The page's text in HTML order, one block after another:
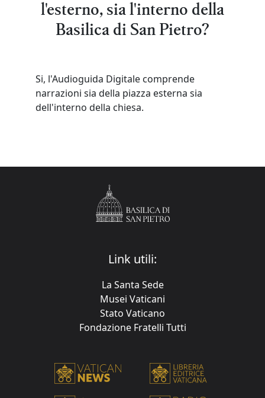
l'esterno, sia l'interno della
Basilica di San Pietro?
Si, l'Audioguida Digitale comprende
narrazioni sia della piazza esterna sia
dell'interno della chiesa.
Link utili:
La Santa Sede
Musei Vaticani
Stato Vaticano
Fondazione Fratelli Tutti